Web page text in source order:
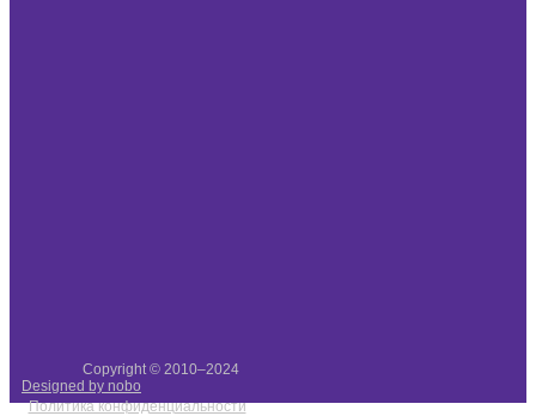
Copyright © 2010–2024
Designed by nobo
Политика конфиденциальности